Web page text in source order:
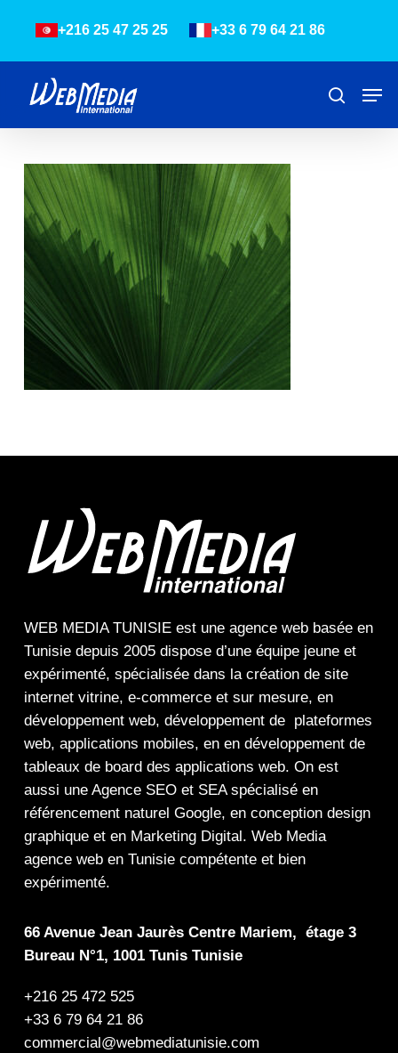
content
+216 25 47 25 25 +33 6 79 64 21 86
WEB MEDIA TUNISIEest une agence webbasée en
Tunisie depuis 2005 dispose d’une équipe jeune et
expérimenté, spécialisée dans la création de site
internet vitrine, e-commerceet sur mesure, en
développement web, développement de plateformes
web, applications mobiles, en en développement de
tableaux de board des applications web. On est
aussi une Agence SEOet SEAspécialisé en
référencement naturel Google, en conception design
graphiqueet en Marketing Digital . Web Media
agence web en Tunisie compétente et bien
expérimenté.
66 Avenue Jean Jaurès Centre Mariem, étage 3
Bureau N°1, 1001 Tunis Tunisie
+216 25 472 525
+33 6 79 64 21 86
commercial@webmediatunisie.com